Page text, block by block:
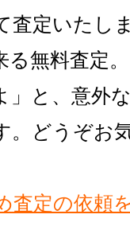
査定いたし
る無料査定
」と、意外
。どうぞお